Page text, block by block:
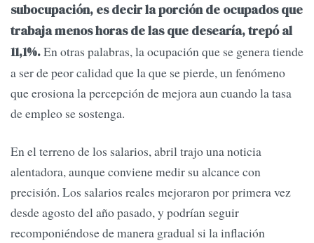
subocupación, es decir la porción de ocupados que
trabaja menos horas de las que desearía, trepó al
11,1%.En otras palabras, la ocupación que se genera tiende
a ser de peor calidad que la que se pierde, un fenómeno
que erosiona la percepción de mejora aun cuando la tasa
de empleo se sostenga.
En el terreno de los salarios, abril trajo una noticia
alentadora, aunque conviene medir su alcance con
precisión. Los salarios reales mejoraron por primera vez
desde agosto del año pasado, y podrían seguir
recomponiéndose de manera gradual si la inflación